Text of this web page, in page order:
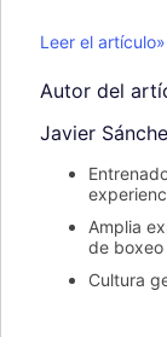
Leer el artículo»
Autor del
Javier
Amplia
de boxeo
Cultura